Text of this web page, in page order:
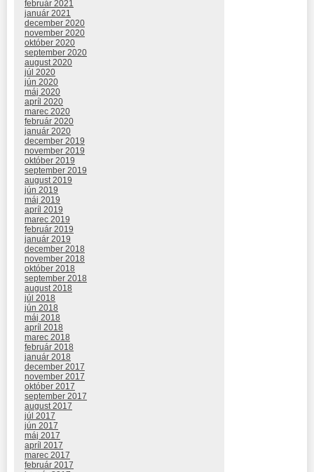
február 2021
január 2021
december 2020
november 2020
október 2020
september 2020
august 2020
júl 2020
jún 2020
máj 2020
apríl 2020
marec 2020
február 2020
január 2020
december 2019
november 2019
október 2019
september 2019
august 2019
jún 2019
máj 2019
apríl 2019
marec 2019
február 2019
január 2019
december 2018
november 2018
október 2018
september 2018
august 2018
júl 2018
jún 2018
máj 2018
apríl 2018
marec 2018
február 2018
január 2018
december 2017
november 2017
október 2017
september 2017
august 2017
júl 2017
jún 2017
máj 2017
apríl 2017
marec 2017
február 2017